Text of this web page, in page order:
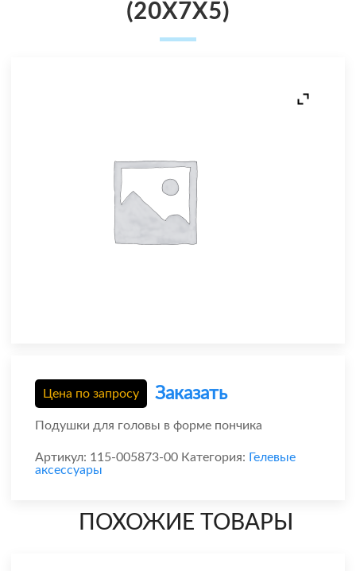
(20X7X5)
Цена по запросу Заказать
Подушки для головы в форме пончика
Артикул: 115-005873-00 Категория: Гелевые
аксессуары
ПОХОЖИЕ ТОВАРЫ